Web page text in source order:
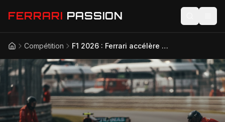
FERRARI PASSION
Actualités
Modèles
Compétition
Technologie
AccueilCompétition F1 2026 : Ferrari accélère avec des évolutions majeures avant Monaco pour défier Mercedes